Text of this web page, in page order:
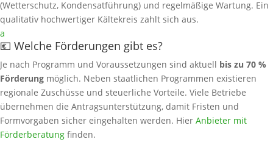
(Wetterschutz, Kondensatführung) und regelmäßige Wartung. Ein
qualitativ hochwertiger Kältekreis zahlt sich aus.
a
💶 Welche Förderungen gibt es?
Je nach Programm und Voraussetzungen sind aktuell bis zu 70 %
Förderung möglich. Neben staatlichen Programmen existieren
regionale Zuschüsse und steuerliche Vorteile. Viele Betriebe
übernehmen die Antragsunterstützung, damit Fristen und
Formvorgaben sicher eingehalten werden. Hier Anbieter mit
Förderberatung finden.